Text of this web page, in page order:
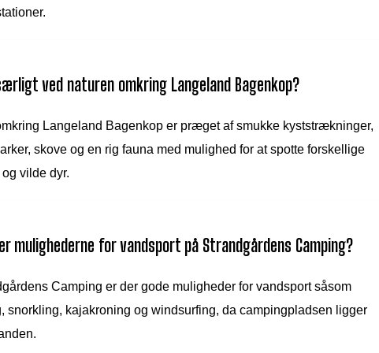
ved naturen omkring Langeland Bagenkop?
Langeland Bagenkop er præget af smukke kyststrækninger,
skove og en rig fauna med mulighed for at spotte forskellige
vilde dyr.
mulighederne for vandsport på Strandgårdens Camping?
Camping er der gode muligheder for vandsport såsom
snorkling, kajakroning og windsurfing, da campingpladsen ligger